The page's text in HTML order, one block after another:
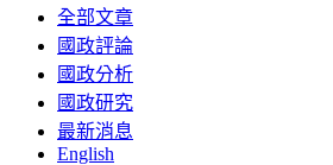
全部文章
國政評論
國政分析
國政研究
最新消息
English